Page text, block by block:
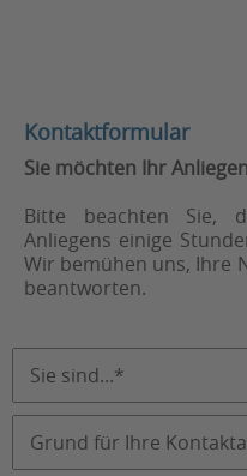
Kontaktformular
Sie möchten Ihr
Bitte beachten Sie,
Anliegens einige
Wir bemühen uns, Ihre
beantworten.